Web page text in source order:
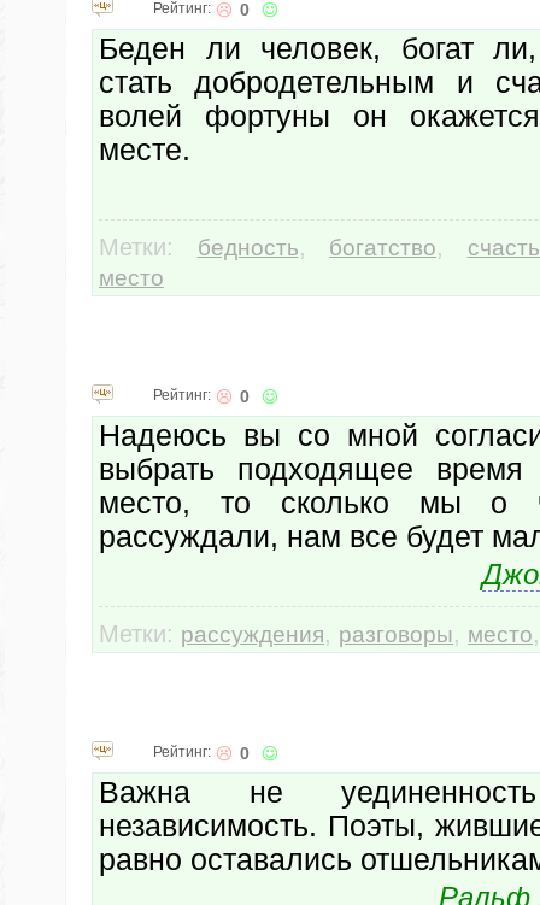
Рейтинг: 0
Беден ли человек, богат
стать добродетельным и
волей фортуны он
месте.
Метки: бедность, богатство,
место
Рейтинг: 0
Надеюсь вы со мной
выбрать подходящее
место, то сколько мы о
рассуждали, нам все будет
Метки: рассуждения, разговоры, место
Рейтинг: 0
Важна не
независимость. Поэты,
равно оставались
Ральф